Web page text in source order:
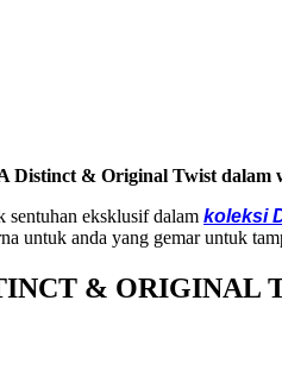
Distinct & Original Twist dalam
eksklusif dalam koleksi
untuk anda yang gemar untuk
& ORIGINAL